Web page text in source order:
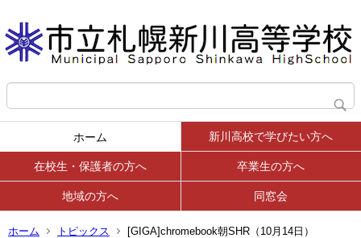
ホーム 新川高校で学びたい方へ
在校生・保護者の方へ 卒業生の方へ
地域の方へ 同窓会
ホーム トピックス [GIGA]chromebook朝SHR（10月14日）